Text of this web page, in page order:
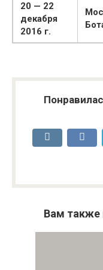
20 — 22
декабря
2016 г.
Вам также